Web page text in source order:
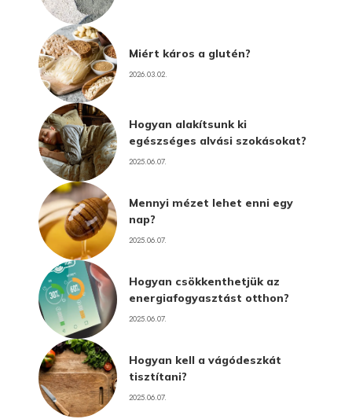
Miért káros a glutén?
2026.03.02.
Hogyan alakítsunk ki
egészséges alvási szokásokat?
2025.06.07.
Mennyi mézet lehet enni egy
nap?
2025.06.07.
Hogyan csökkenthetjük az
energiafogyasztást otthon?
2025.06.07.
Hogyan kell a vágódeszkát
tisztítani?
2025.06.07.